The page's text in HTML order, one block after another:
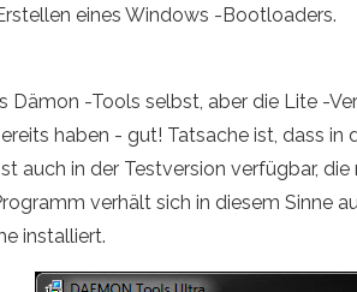
eines Windows -Bootloaders.
Dämon -Tools selbst, aber die Lite -
haben - gut! Tatsache ist, dass
auch in der Testversion verfügbar,
verhält sich in diesem Sinne
installiert.